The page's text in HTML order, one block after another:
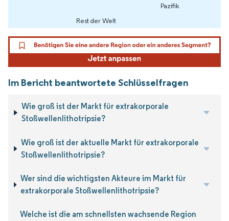
Pazifik
Rest der Welt
Im Bericht beantwortete Schlüsselfragen
Wie groß ist der Markt für extrakorporale
Stoßwellenlithotripsie?
Wie groß ist der aktuelle Markt für extrakorporale
Stoßwellenlithotripsie?
Wer sind die wichtigsten Akteure im Markt für
extrakorporale Stoßwellenlithotripsie?
Welche ist die am schnellsten wachsende Region